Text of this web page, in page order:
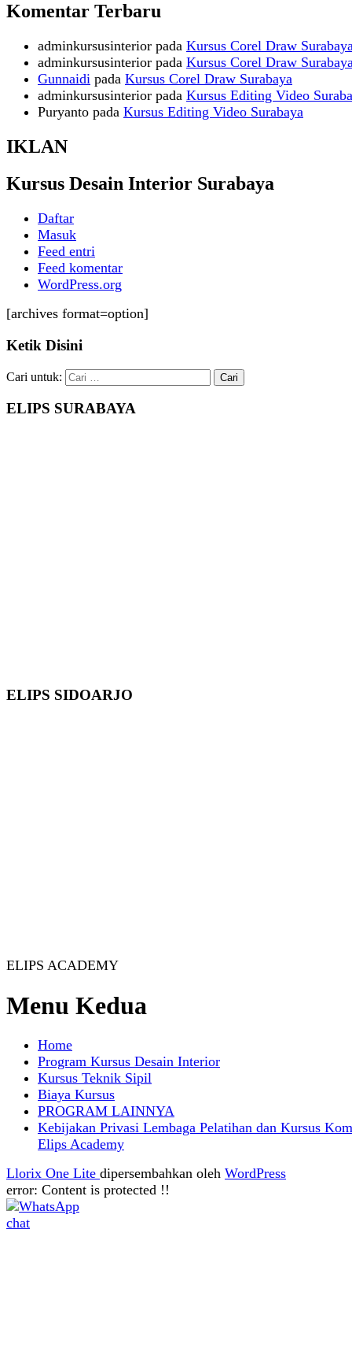
Komentar Terbaru
adminkursusinterior pada Kursus Corel Draw
adminkursusinterior pada Kursus Corel Draw
Gunnaidi pada Kursus Corel Draw Surabaya
adminkursusinterior pada Kursus Editing Video
Puryanto pada Kursus Editing Video Surabaya
IKLAN
Kursus Desain Interior Surabaya
Daftar
Masuk
Feed entri
Feed komentar
WordPress.org
[archives format=option]
Ketik Disini
Cari untuk:
ELIPS SURABAYA
ELIPS SIDOARJO
ELIPS ACADEMY
Menu Kedua
Home
Program Kursus Desain Interior
Kursus Teknik Sipil
Biaya Kursus
PROGRAM LAINNYA
Kebijakan Privasi Lembaga Pelatihan dan Kursus
Elips Academy
Llorix One Lite dipersembahkan oleh WordPress
error: Content is protected !!